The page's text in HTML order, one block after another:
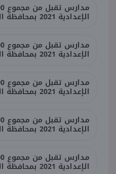
الإعدادية 2021 بمحافظة المنوفية
الإعدادية 2021 بمحافظة الشرقية
الإعدادية 2021 بمحافظة الاسماعيلية
الإعدادية 2021 بمحافظة البحر الأحمر
الإعدادية 2021 بمحافظة القاهرة